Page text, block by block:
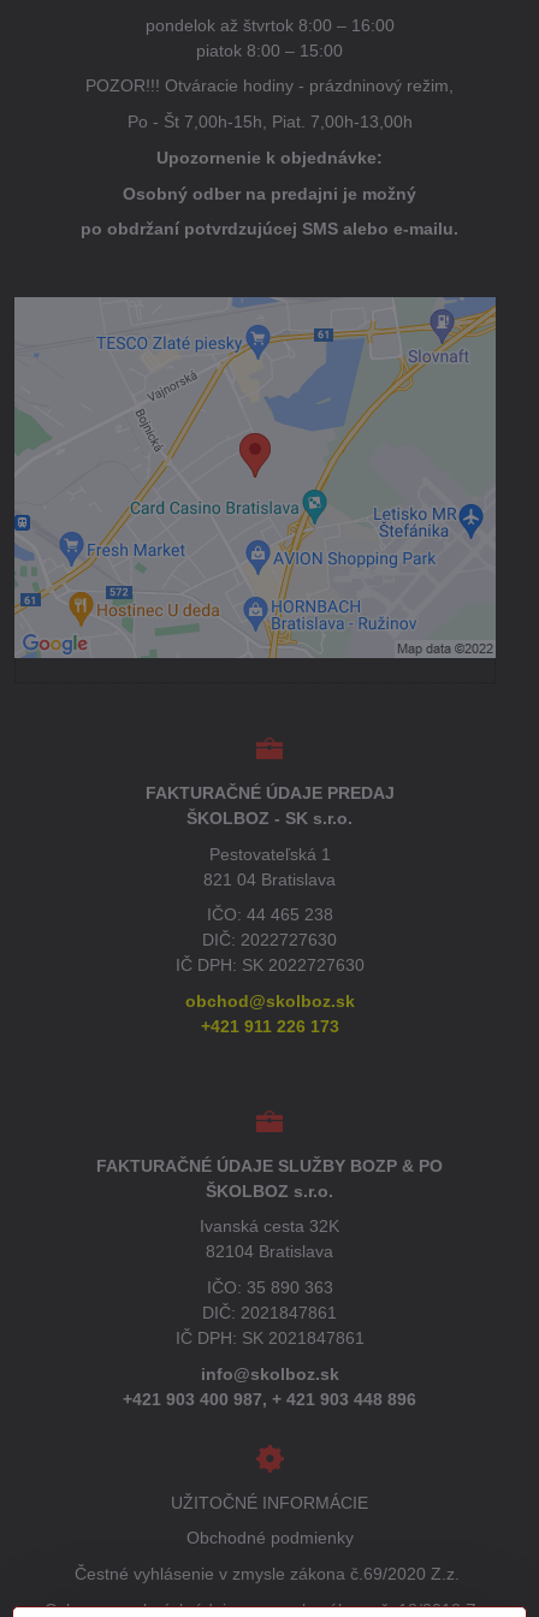
pondelok až štvrtok 8:00 – 16:00
piatok 8:00 – 15:00
POZOR!!! Otváracie hodiny - prázdninový režim,
Po - Št 7,00h-15h, Piat. 7,00h-13,00h
Upozornenie k objednávke:
Osobný odber na predajni je možný
po obdržaní potvrdzujúcej SMS alebo e-mailu.
Externý obsah je blokovaný Voľbami
súkromia
Prajete si načítať externý obsah?
Povoliť tentokrát
Povoliť a zapamätať - súhlas s druhom
cookie: Funkčné
Otvoriť obsah v novom okne
FAKTURAČNÉ ÚDAJE PREDAJ
ŠKOLBOZ - SK s.r.o.
Pestovateľská 1
821 04 Bratislava
IČO: 44 465 238
DIČ: 2022727630
IČ DPH: SK 2022727630
obchod@skolboz.sk
+421 911 226 173
FAKTURAČNÉ ÚDAJE SLUŽBY BOZP & PO
ŠKOLBOZ s.r.o.
Ivanská cesta 32K
82104 Bratislava
IČO: 35 890 363
DIČ: 2021847861
IČ DPH: SK 2021847861
info@skolboz.sk
+421 903 400 987, + 421 903 448 896
UŽITOČNÉ INFORMÁCIE
Obchodné podmienky
Čestné vyhlásenie v zmysle zákona č.69/2020 Z.z.
Ochrana osobných údajov v zmysle zákona č. 18/2018 Z.z.